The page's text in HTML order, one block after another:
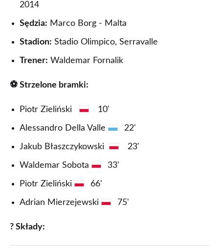
2014
Sędzia: Marco Borg - Malta
Stadion: Stadio Olimpico, Serravalle
Trener: Waldemar Fornalik
⚽ Strzelone bramki:
Piotr Zieliński 10'
Alessandro Della Valle 22'
Jakub Błaszczykowski 23'
Waldemar Sobota 33'
Piotr Zieliński 66'
Adrian Mierzejewski 75'
? Składy: